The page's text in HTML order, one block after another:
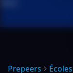
Prepeers Écoles